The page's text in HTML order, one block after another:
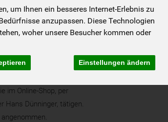
um Ihnen ein besseres Internet-Erlebnis zu
anzupassen. Diese Technologien
woher unsere Besucher kommen oder
Einstellungen ändern
im Online-Shop, per
Hans Dünninger, tätigen.